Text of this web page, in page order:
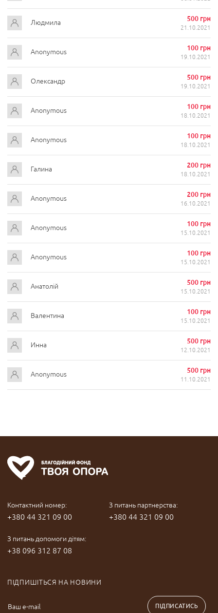
Людмила 500 грн
21.10.2021
Anonymous 100 грн
19.10.2021
Олександр 500 грн
19.10.2021
Anonymous 100 грн
18.10.2021
Anonymous 100 грн
18.10.2021
Галина 200 грн
18.10.2021
Anonymous 200 грн
16.10.2021
Anonymous 100 грн
15.10.2021
Anonymous 100 грн
15.10.2021
Анатолій 500 грн
15.10.2021
Валентина 100 грн
15.10.2021
Инна 500 грн
12.10.2021
Anonymous 500 грн
11.10.2021
Контактний номер:
+380 44 321 09 00
З питань допомоги дітям:
+38 096 312 87 08
З питань партнерства:
+380 44 321 09 00
ПІДПИШІТЬСЯ НА НОВИНИ
ПІДПИСАТИСЬ